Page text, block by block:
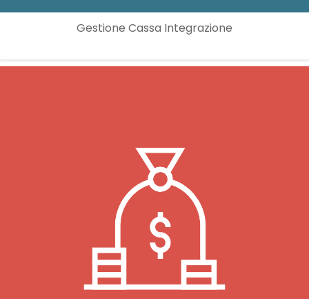
Gestione Cassa Integrazione